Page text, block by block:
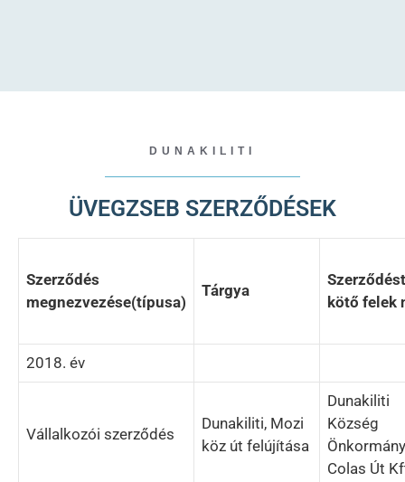
DUNAKILITI
ÜVEGZSEB SZERZŐDÉSEK
Szerződés
megnezvezése(típusa)
Tárgya
Szerződést
kötő felek
2018. év
Vállalkozói szerződés
Dunakiliti, Mozi
köz út felújítása
Dunakiliti
Község
Colas Út